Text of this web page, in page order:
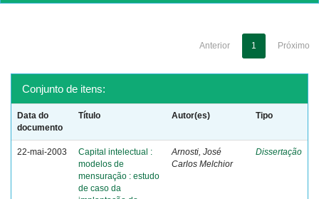
Anterior 1 Próximo
Conjunto de itens:
Data do
documento
Título Autor(es) Tipo
22-mai-2003
Capital intelectual :
modelos de
mensuração : estudo
de caso da
Arnosti, José
Carlos Melchior
Dissertação